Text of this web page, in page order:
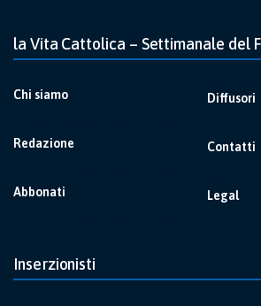
la Vita Cattolica – Settimanale del
Chi siamo
Redazione
Abbonati
Diffusori
Contatti
Legal
Inserzionisti